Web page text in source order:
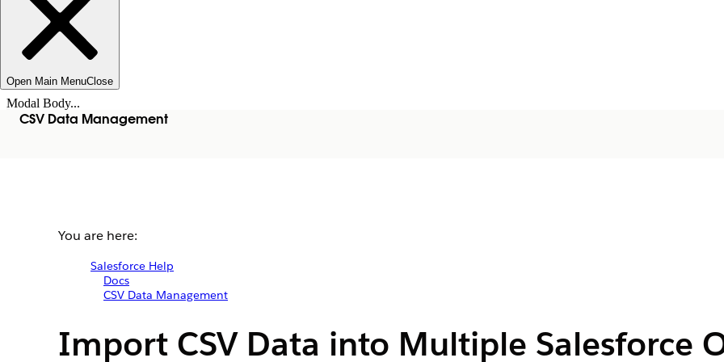
Open Main MenuClose
Modal Body...
CSV Data Management
You are here:
Salesforce Help
Docs
CSV Data Management
Import CSV Data into Multiple Salesforce